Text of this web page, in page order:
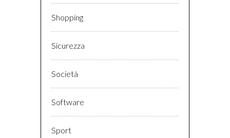
Shopping
Sicurezza
Società
Software
Sport